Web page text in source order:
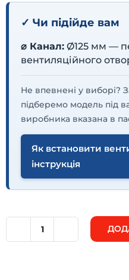
✓ Чи підійде вам
⌀ Канал: Ø125 мм —
вентиляційного
Не впевнені у виборі?
підберемо модель під
виробника вказана в
Як встановити
інструкція